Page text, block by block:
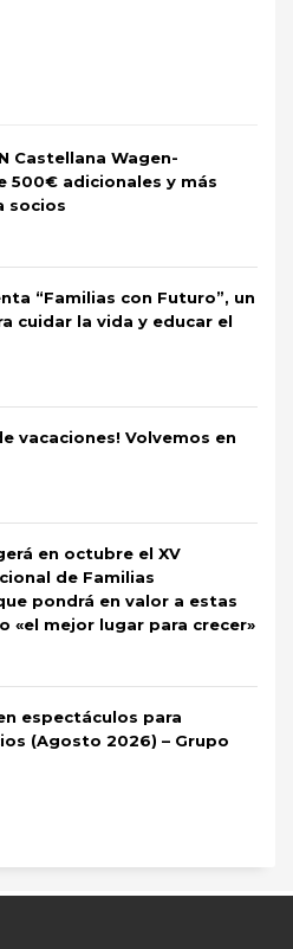
Castellana Wagen-
500€ adicionales y más
socios
“Familias con Futuro”, un
cuidar la vida y educar el
vacaciones! Volvemos en
en octubre el XV
de Familias
pondrá en valor a estas
«el mejor lugar para crecer»
espectáculos para
(Agosto 2026) – Grupo